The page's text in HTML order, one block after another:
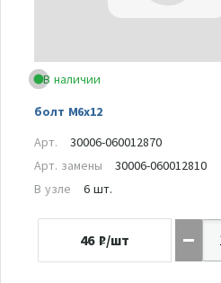
В наличии
болт М6х12
Арт.
30006-060012870
Арт. замены
30006-060012810
В узле
6 шт.
46 ₽/шт